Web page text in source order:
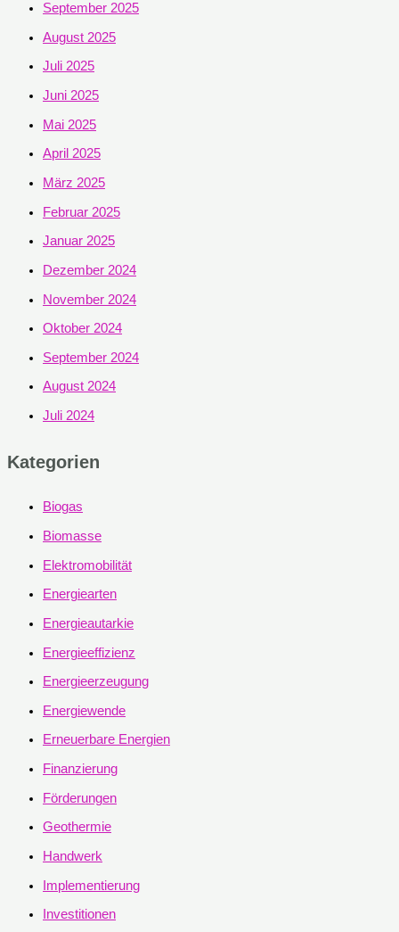
September 2025
August 2025
Juli 2025
Juni 2025
Mai 2025
April 2025
März 2025
Februar 2025
Januar 2025
Dezember 2024
November 2024
Oktober 2024
September 2024
August 2024
Juli 2024
Kategorien
Biogas
Biomasse
Elektromobilität
Energiearten
Energieautarkie
Energieeffizienz
Energieerzeugung
Energiewende
Erneuerbare Energien
Finanzierung
Förderungen
Geothermie
Handwerk
Implementierung
Investitionen